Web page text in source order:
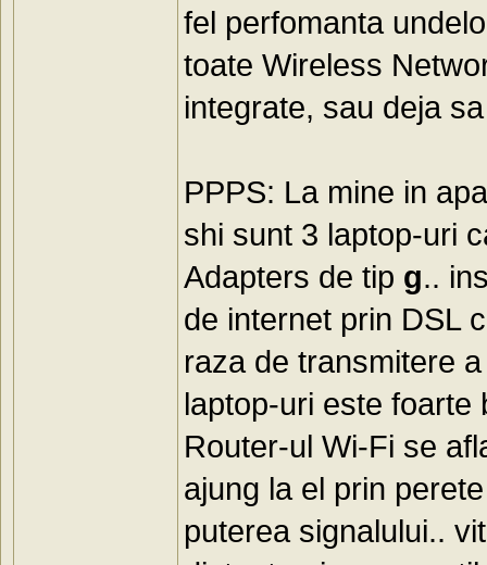
fel perfomanta
toate Wireless
integrate, sau deja
PPPS: La mine in
shi sunt 3 laptop-uri
Adapters de tip g..
de internet prin DSL
raza de transmitere
laptop-uri este foarte
Router-ul Wi-Fi se
ajung la el prin
puterea signalului..